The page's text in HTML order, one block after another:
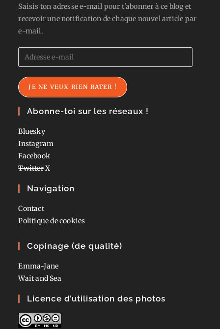
Saisis ton adresse e-mail pour t'abonner à ce blog et
recevoir une notification de chaque nouvel article par
e-mail.
Adresse
e-
mail
JE NE VEUX RIEN RATER !
Abonne-toi sur les réseaux !
Bluesky
Instagram
Facebook
TwitterX
Navigation
Contact
Politique de cookies
Copinage (de qualité)
Emma-Jane
Wait and Sea
Licence d’utilisation des photos